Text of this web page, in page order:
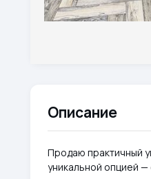
Описание
Продаю практичный
уникальной опцией